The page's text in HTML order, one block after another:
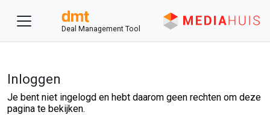
Deal Management Tool
Inloggen
Je bent niet ingelogd en hebt daarom geen rechten om deze
pagina te bekijken.